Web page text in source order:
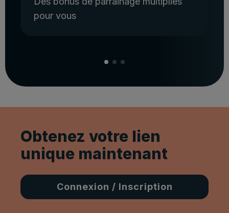
pour vous
Obtenez votre lien
unique maintenant
Connexion / Inscription